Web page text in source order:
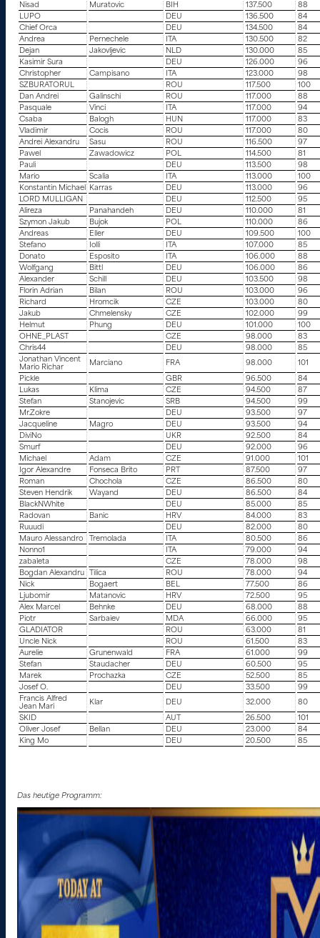
Nisad
Muratovic BIH 137.500
88
LUPO
DEU 136.500
84
Chief Orca
DEU 134.500
84
Andrea
Pernechele ITA 130.500
82
Dejan
Jakovljevic NLD 130.000
85
Kasimir Sura
DEU 126.000
96
Christopher
Campisano ITA 123.000
98
SZBURATORUL
ROU 117.500
100
Dan Andrei
Galinschi ROU 117.000
88
Pasquale
Vinci ITA 117.000
94
Csaba
Balogh HUN 117.000
83
Vladimir
Cocis ROU 117.000
80
Andrei Alexandru
Sasu ROU 116.500
97
Pawel
Zawadowicz POL 114.500
81
Pauli
DEU 113.500
98
Mario
Scalia ITA 113.000
100
Konstantin Michael
Karras DEU 113.000
96
LORD MULLIGAN
DEU 112.500
95
Alireza
Panahandeh DEU 110.000
81
Szymon Jakub
Bujok POL 110.000
86
Andreas
Eller DEU 109.500
100
Stefano
Iolli ITA 107.000
85
Donato
Esposito ITA 106.000
88
Wolfgang
Bittl DEU 106.000
86
Alexander
Schill DEU 103.500
98
Florin Adrian
Bilan ROU 103.000
96
Richard
Hromcik CZE 103.000
80
Jakub
Chmelensky CZE 102.000
99
Helmut
Phung DEU 101.000
100
OHNE_PLAST
CZE 98.000
83
Chris44
DEU 98.000
85
Jonathan Vincent
Mario Richar
Marciano FRA 98.000
101
Pickle
GBR 96.500
84
Lukas
Klima CZE 94.500
87
Stefan
Stanojevic SRB 94.500
99
Mr.Zokre
DEU 93.500
97
Jacqueline
Magro DEU 93.500
94
DiviNo
UKR 92.500
84
Smurf
DEU 92.000
96
Michael
Adam CZE 91.000
101
Igor Alexandre
Fonseca Brito PRT 87.500
97
Roman
Chochola CZE 86.500
80
Steven Hendrik
Wayand DEU 86.500
84
BlackNWhite
DEU 85.000
85
Radovan
Banic HRV 84.000
83
Ruuudi
DEU 82.000
80
Mauro Alessandro
Tremolada ITA 80.500
86
Nonno1
ITA 79.000
94
zabaleta
CZE 78.000
98
Bogdan Alexandru
Tilica ROU 78.000
94
Nick
Bogaert BEL 77.500
86
Ljubomir
Matanovic HRV 72.500
95
Alex Marcel
Behnke DEU 68.000
88
Piotr
Sarbaiev MDA 66.000
95
GLADIATOR
ROU 63.000
81
Uncle Nick
ROU 61.500
83
Aurelie
Grunenwald FRA 61.000
99
Stefan
Staudacher DEU 60.500
95
Marek
Prochazka CZE 52.500
85
Josef O.
DEU 33.500
99
Francis Alfred
Jean Mari
Klar DEU 32.000
80
SKID
AUT 26.500
101
Oliver Josef
Bellan DEU 23.000
84
King Mo
DEU 20.500 85
Das heutige Programm: